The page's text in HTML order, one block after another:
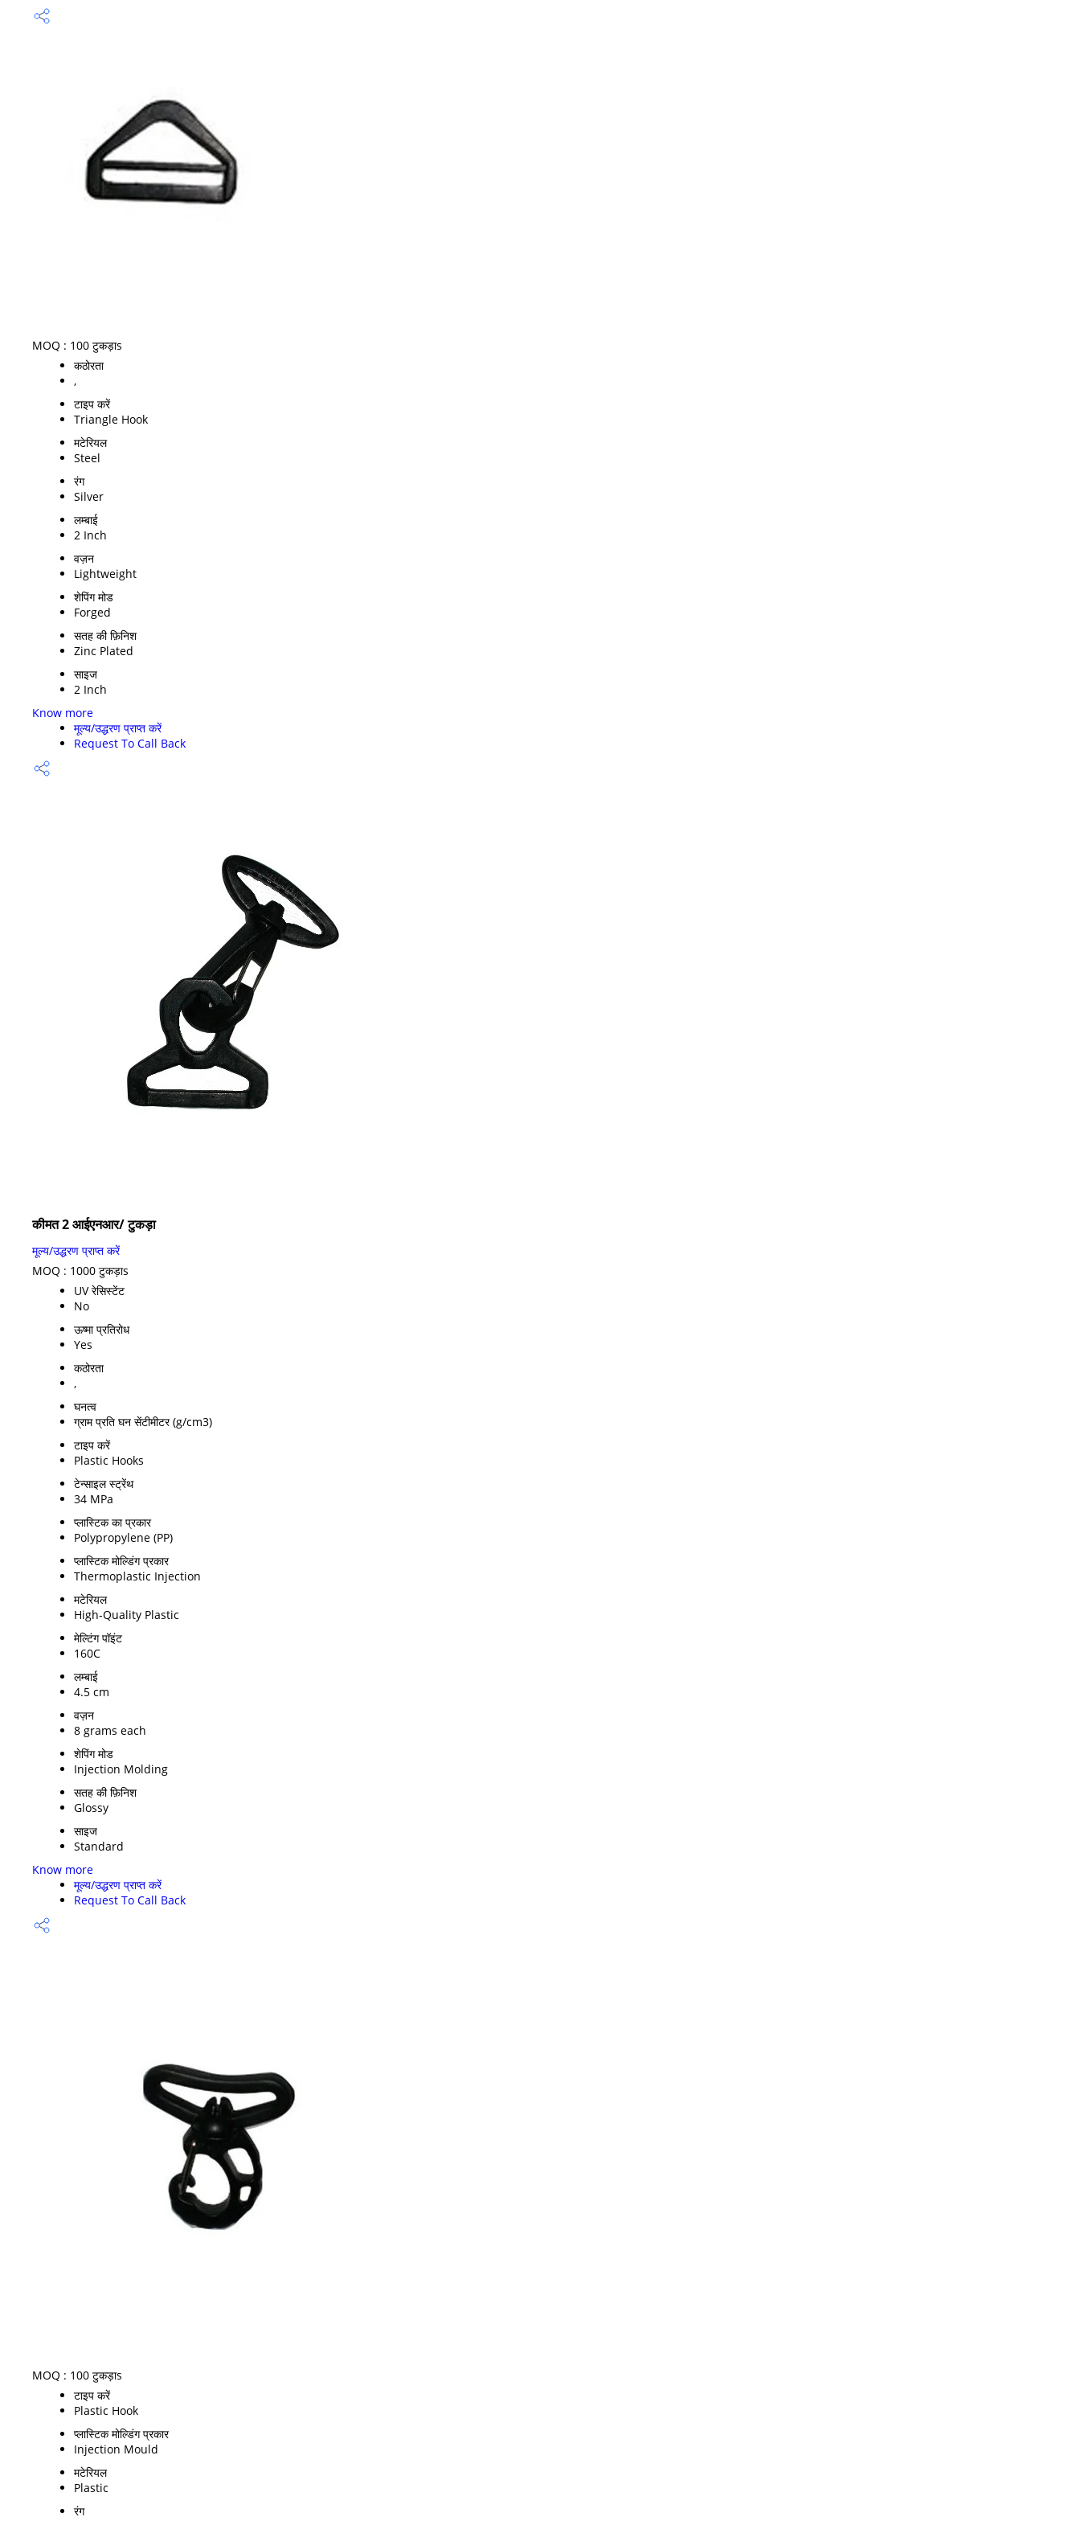
MOQ : 100 टुकड़ाs
कठोरता
,
टाइप करें
Triangle Hook
मटेरियल
Steel
रंग
Silver
लम्बाई
2 Inch
वज़न
Lightweight
शेपिंग मोड
Forged
सतह की फ़िनिश
Zinc Plated
साइज
2 Inch
Know more
मूल्य/उद्धरण प्राप्त करें
Request To Call Back
कीमत 2 आईएनआर/ टुकड़ा
मूल्य/उद्धरण प्राप्त करें
MOQ : 1000 टुकड़ाs
UV रेसिस्टेंट
No
ऊष्मा प्रतिरोध
Yes
कठोरता
,
घनत्व
ग्राम प्रति घन सेंटीमीटर (g/cm3)
टाइप करें
Plastic Hooks
टेन्साइल स्ट्रेंथ
34 MPa
प्लास्टिक का प्रकार
Polypropylene (PP)
प्लास्टिक मोल्डिंग प्रकार
Thermoplastic Injection
मटेरियल
High-Quality Plastic
मेल्टिंग पॉइंट
160C
लम्बाई
4.5 cm
वज़न
8 grams each
शेपिंग मोड
Injection Molding
सतह की फ़िनिश
Glossy
साइज
Standard
Know more
मूल्य/उद्धरण प्राप्त करें
Request To Call Back
MOQ : 100 टुकड़ाs
टाइप करें
Plastic Hook
प्लास्टिक मोल्डिंग प्रकार
Injection Mould
मटेरियल
Plastic
रंग